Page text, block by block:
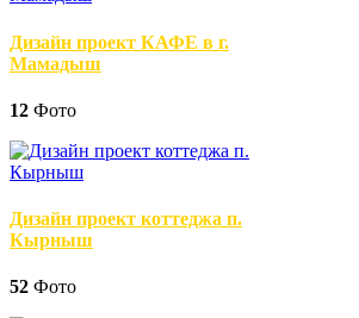
Дизайн проект КАФЕ в г.
Мамадыш
12 Фото
Дизайн проект коттеджа п.
Кырныш
52 Фото